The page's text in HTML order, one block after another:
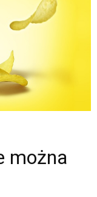
można